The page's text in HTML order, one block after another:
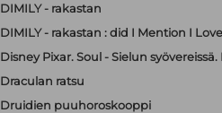
DIMILY - rakastan
DIMILY - rakastan : did I Mention I
Disney Pixar. Soul - Sielun
Draculan ratsu
Druidien puuhoroskooppi